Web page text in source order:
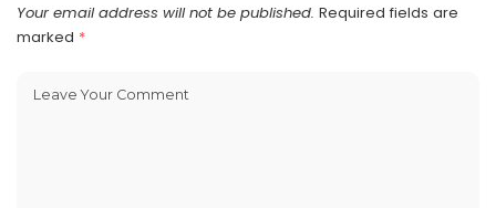
Your email address will not be published. Required fields are
marked *